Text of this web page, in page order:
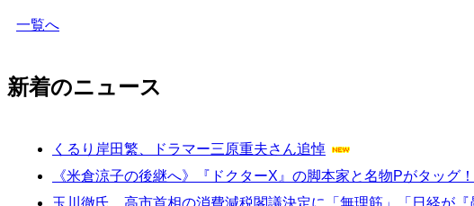
一覧へ
新着のニュース
くるり岸田繁、ドラマー三原重夫さん追悼
《米倉涼子の後継へ》『ドクターX』の脚本家と名物Pがタッ
玉川徹氏、高市首相の消費減税閣議決定に「無理筋」「日経が『